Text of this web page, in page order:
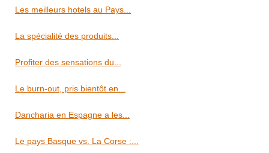
Les meilleurs hotels au Pays...
La spécialité des produits...
Profiter des sensations du...
Le burn-out, pris bientôt en...
Dancharia en Espagne a les...
Le pays Basque vs. La Corse :...